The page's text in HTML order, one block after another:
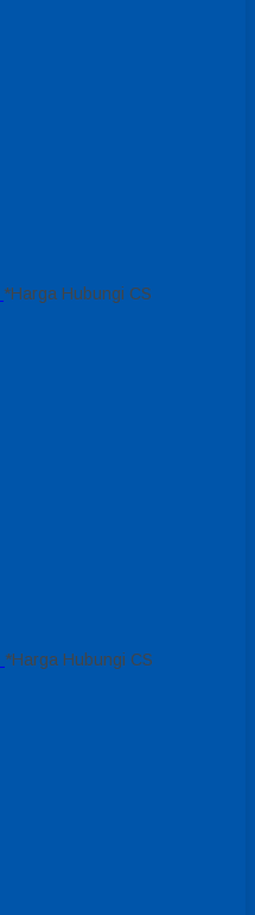
*Harga Hubungi CS
*Harga Hubungi CS